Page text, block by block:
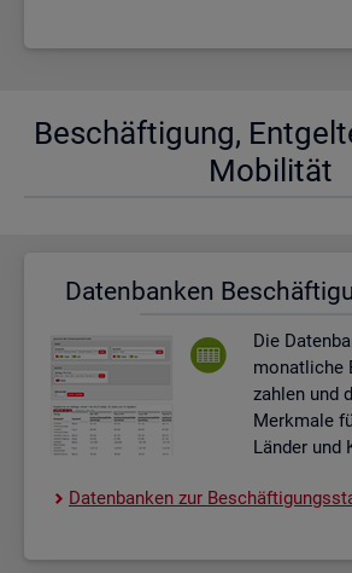
Be­schäf­ti­gung,
Mo­bi­li­tät
Da­ten­ban­ken
Die
mo­nat­li­che
zah­len und
Merk­ma­le
Län­der und
Da­ten­ban­ken zur